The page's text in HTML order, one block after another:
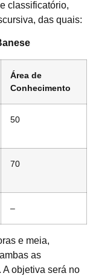
classificatório,
das quais:
Área de
Conhecimento
50
70
–
e meia,
as
objetiva será no